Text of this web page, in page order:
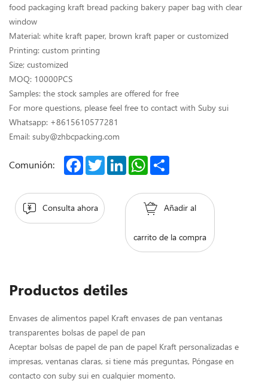
food packaging kraft bread packing bakery paper bag with clear
window
Material: white kraft paper, brown kraft paper or customized
Printing: custom printing
Size; customized
MOQ: 10000PCS
Samples: the stock samples are offered for free
For more questions, please feel free to contact with Suby sui
Whatsapp: +8615610577281
Email: suby@zhbcpacking.com
Comunión: FacebookTwitterLinkedInWhatsApp
Consulta ahora Añadir al
carrito de la compra
Productos detiles
Envases de alimentos papel Kraft envases de pan ventanas
transparentes bolsas de papel de pan
Aceptar bolsas de papel de pan de papel Kraft personalizadas e
impresas, ventanas claras, si tiene más preguntas, Póngase en
contacto con suby sui en cualquier momento.